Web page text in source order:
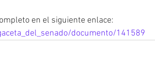
en el siguiente enlace:
documento/141589